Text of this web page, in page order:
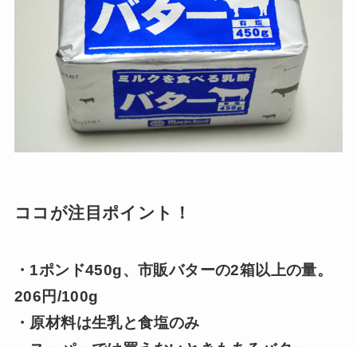
ココが注目ポイント！
・1ポンド450g、市販バターの2箱以上の量。
206円/100g
・原材料は生乳と食塩のみ